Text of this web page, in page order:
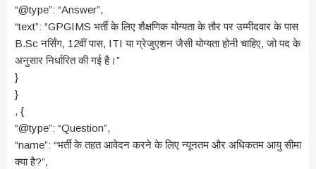
“@type”: “Answer”,
“text”: “GPGIMS भर्ती के लिए शैक्षणिक योग्यता के तौर पर उम्मीदवार के पास
B.Sc नर्सिंग, 12वीं पास, ITI या ग्रेजुएशन जैसी योग्यता होनी चाहिए, जो पद के
अनुसार निर्धारित की गई है।”
}
}
, {
“@type”: “Question”,
“name”: “भर्ती के तहत आवेदन करने के लिए न्यूनतम और अधिकतम आयु सीमा
क्या है?”,